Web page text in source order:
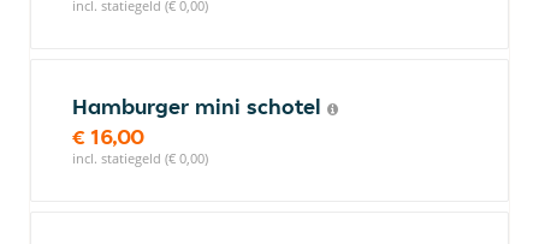
incl. statiegeld (€ 0,00)
Hamburger mini schotel
€ 16,00
incl. statiegeld (€ 0,00)